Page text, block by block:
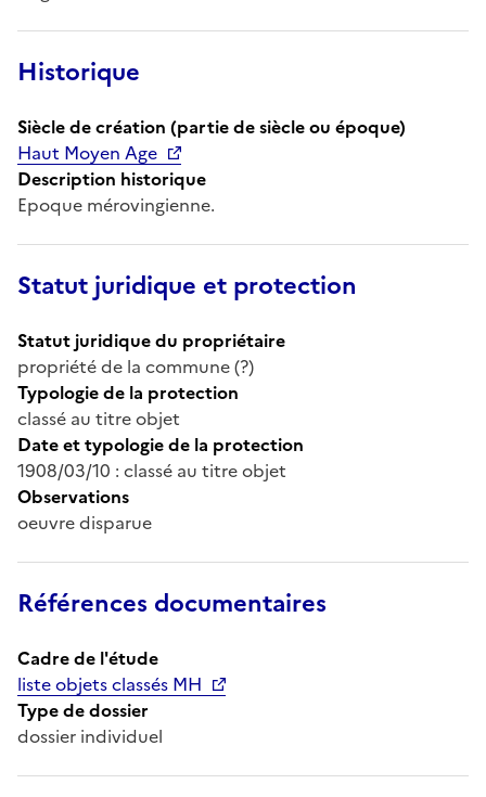
Historique
Siècle de création (partie de siècle ou époque)
Haut Moyen Age
Description historique
Epoque mérovingienne.
Statut juridique et protection
Statut juridique du propriétaire
propriété de la commune (?)
Typologie de la protection
classé au titre objet
Date et typologie de la protection
1908/03/10 : classé au titre objet
Observations
oeuvre disparue
Références documentaires
Cadre de l'étude
liste objets classés MH
Type de dossier
dossier individuel